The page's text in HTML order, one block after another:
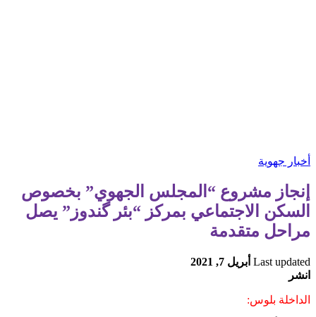
أخبار جهوية
إنجاز مشروع “المجلس الجهوي” بخصوص
السكن الاجتماعي بمركز “بئر گندوز” يصل
مراحل متقدمة
Last updated أبريل 7, 2021
انشر
الداخلة بلوس: